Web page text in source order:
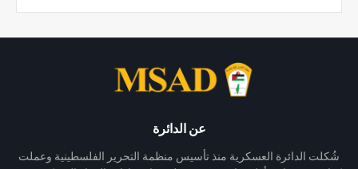
عن الدائرة
شُكلت الدائرة العسكرية منذ تأسيس منظمة التحرير الفلسطينية وعملت